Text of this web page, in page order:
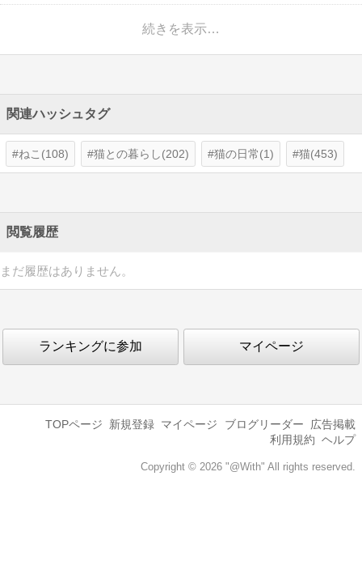
続きを表示…
関連ハッシュタグ
ねこ(108) 猫との暮らし(202) 猫の日常(1) 猫(453)
閲覧履歴
まだ履歴はありません。
ランキングに参加 マイページ
TOPページ 新規登録 マイページ ブログリーダー
広告掲載
利用規約 ヘルプ
Copyright © 2026 "@With" All rights reserved.